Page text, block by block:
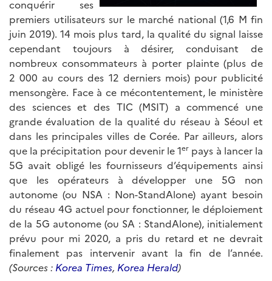
conquérir ses
premiers utilisateurs sur le marché national (1,6 M fin
juin 2019). 14 mois plus tard, la qualité du signal laisse
cependant toujours à désirer, conduisant de
nombreux consommateurs à porter plainte (plus de
2 000 au cours des 12 derniers mois) pour publicité
mensongère. Face à ce mécontentement, le ministère
des sciences et des TIC (MSIT) a commencé une
grande évaluation de la qualité du réseau à Séoul et
dans les principales villes de Corée. Par ailleurs, alors
que la précipitation pour devenir le 1er pays à lancer la
5G avait obligé les fournisseurs d’équipements ainsi
que les opérateurs à développer une 5G non
autonome (ou NSA : Non-StandAlone) ayant besoin
du réseau 4G actuel pour fonctionner, le déploiement
de la 5G autonome (ou SA : StandAlone), initialement
prévu pour mi 2020, a pris du retard et ne devrait
finalement pas intervenir avant la fin de l’année.
(Sources : Korea Times, Korea Herald)